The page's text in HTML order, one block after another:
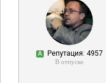
А Репутация: 4957
В отпуске